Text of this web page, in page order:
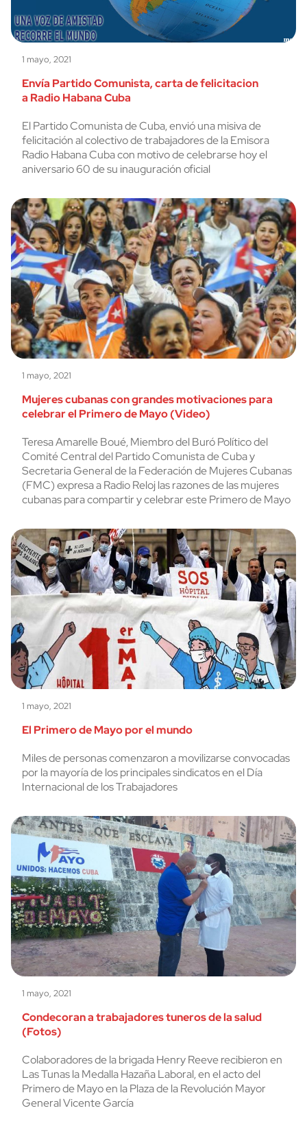
1 mayo, 2021
Envía Partido Comunista, carta de felicitacion
a Radio Habana Cuba
El Partido Comunista de Cuba, envió una misiva de
felicitación al colectivo de trabajadores de la Emisora
Radio Habana Cuba con motivo de celebrarse hoy el
aniversario 60 de su inauguración oficial
1 mayo, 2021
Mujeres cubanas con grandes motivaciones para
celebrar el Primero de Mayo (Video)
Teresa Amarelle Boué, Miembro del Buró Político del
Comité Central del Partido Comunista de Cuba y
Secretaria General de la Federación de Mujeres Cubanas
(FMC) expresa a Radio Reloj las razones de las mujeres
cubanas para compartir y celebrar este Primero de Mayo
1 mayo, 2021
El Primero de Mayo por el mundo
Miles de personas comenzaron a movilizarse convocadas
por la mayoría de los principales sindicatos en el Día
Internacional de los Trabajadores
1 mayo, 2021
Condecoran a trabajadores tuneros de la salud
(Fotos)
Colaboradores de la brigada Henry Reeve recibieron en
Las Tunas la Medalla Hazaña Laboral, en el acto del
Primero de Mayo en la Plaza de la Revolución Mayor
General Vicente García